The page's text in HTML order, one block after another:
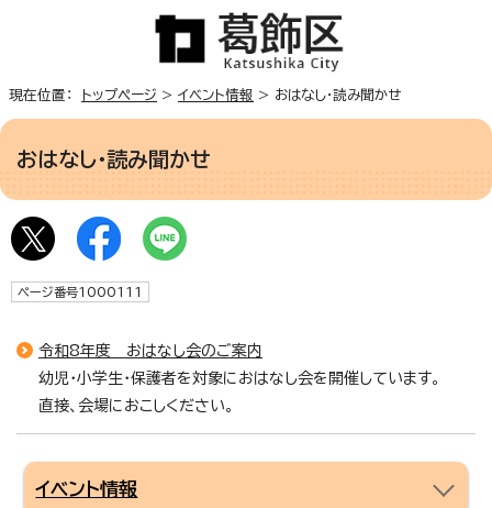
現在位置： トップページ > イベント情報 > おはなし・読み聞かせ
おはなし・読み聞かせ
ページ番号1000111
令和8年度 おはなし会のご案内
幼児・小学生・保護者を対象におはなし会を開催しています。
直接、会場におこしください。
イベント情報